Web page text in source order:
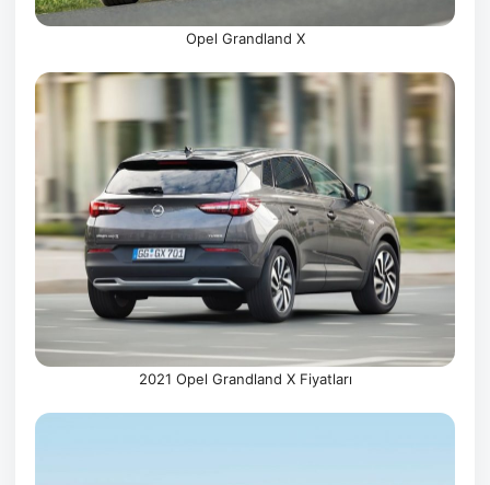
Opel Grandland X
2021 Opel Grandland X Fiyatları